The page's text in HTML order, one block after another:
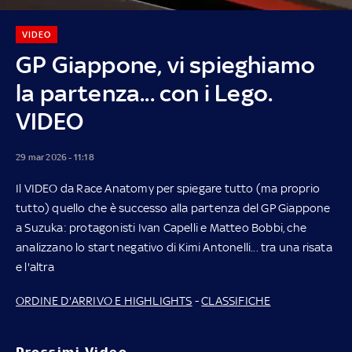
GP Giappone, vi spieghiamo
la partenza... con i Lego.
VIDEO
VIDEO
29 mar 2026 - 11:18
Il VIDEO da Race Anatomy per spiegare tutto (ma proprio
tutto) quello che è successo alla partenza del GP Giappone
a Suzuka: protagonisti Ivan Capelli e Matteo Bobbi, che
analizzano lo start negativo di Kimi Antonelli... tra una risata
e l'altra
ORDINE D'ARRIVO E HIGHLIGHTS -CLASSIFICHE